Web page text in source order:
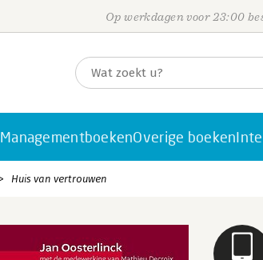
Op werkdagen voor 23:00
ManagementboekenOverige boeken
Huis van vertrouwen